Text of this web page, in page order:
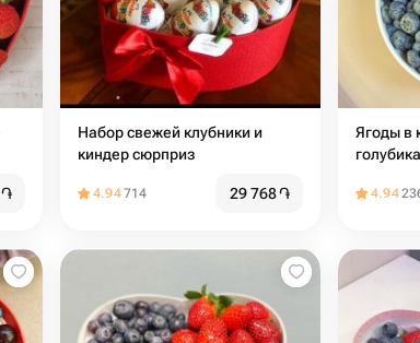
֏
Набор свежей клубники и
киндер сюрприз
4.94714 29 768֏
Ягоды в
голубика
4.94